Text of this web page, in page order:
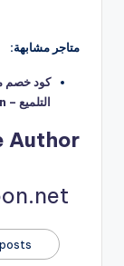
متاجر مشابهة:
كود خصم
التلميع – hello coupon
Author